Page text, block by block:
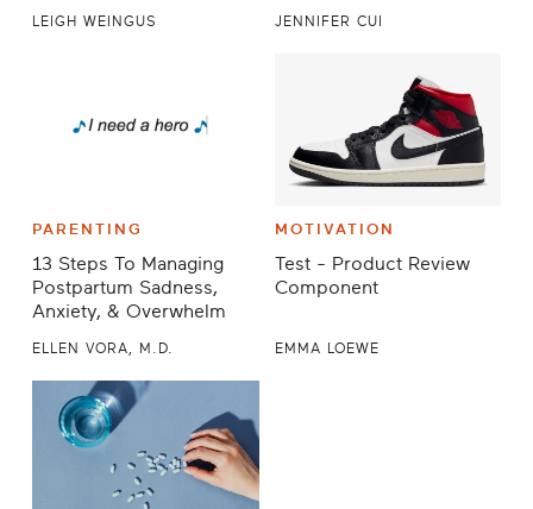
LEIGH WEINGUS JENNIFER CUI
PARENTING
13 Steps To Managing
Postpartum Sadness,
Anxiety, & Overwhelm
ELLEN VORA, M.D.
MOTIVATION
Test - Product Review
Component
EMMA LOEWE